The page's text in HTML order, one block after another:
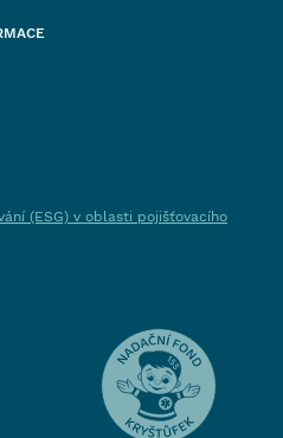
(ESG) v oblasti pojišťovacího